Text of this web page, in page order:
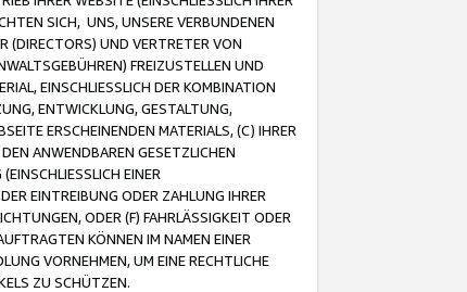
SICH, UNS, UNSERE VERBUNDENEN
(DIRECTORS) UND VERTRETER VON
FREIZUSTELLEN UND
EINSCHLIESSLICH DER KOMBINATION
ENTWICKLUNG, GESTALTUNG,
ERSCHEINENDEN MATERIALS, (C) IHRER
ANWENDBAREN GESETZLICHEN
EINER
EINTREIBUNG ODER ZAHLUNG IHRER
ODER (F) FAHRLÄSSIGKEIT ODER
KÖNNEN IM NAMEN EINER
VORNEHMEN, UM EINE RECHTLICHE
ZU SCHÜTZEN.